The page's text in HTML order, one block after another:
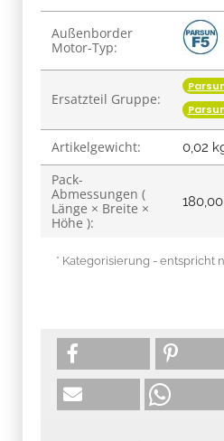
Produkteigenschaft
Wert
Außenborder
Motor-Typ:
Ersatzteil Gruppe:
Artikelgewicht: 0,02
Pack-
Abmessungen (
Länge × Breite ×
Höhe ):
* Kategorisierung - entspricht